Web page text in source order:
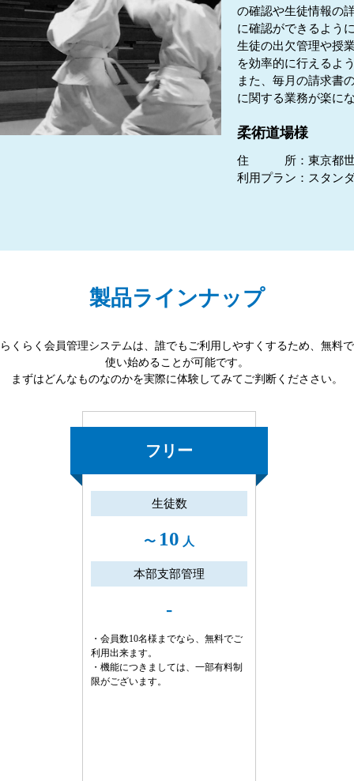
の確認や生徒情報の
に確認ができるよう
生徒の出欠管理や授
を効率的に行えるよ
また、毎月の請求書
に関する業務が楽に
柔術道場様
住 所：東京都世
利用プラン：スタン
製品ラインナップ
らくらく会員管理システムは、誰でもご利用しやすくするため、無料で
使い始めることが可能です。
まずはどんなものなのかを実際に体験してみてご判断くだささい。
フリー
生徒数
〜 10 人
本部支部管理
-
・会員数10名様までなら、無料でご
利用出来ます。
・機能につきましては、一部有料制
限がございます。